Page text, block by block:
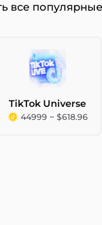
все
TikTok Universe
44999 ~ $618.96